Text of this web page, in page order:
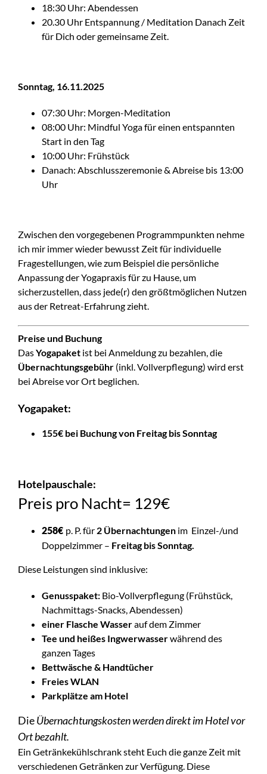
18:30 Uhr: Abendessen
20.30 Uhr Entspannung / Meditation Danach Zeit
für Dich oder gemeinsame Zeit.
Sonntag, 16.11.2025
07:30 Uhr: Morgen-Meditation
08:00 Uhr: Mindful Yoga für einen entspannten
Start in den Tag
10:00 Uhr: Frühstück
Danach: Abschlusszeremonie & Abreise bis 13:00
Uhr
Zwischen den vorgegebenen Programmpunkten nehme
ich mir immer wieder bewusst Zeit für individuelle
Fragestellungen, wie zum Beispiel die persönliche
Anpassung der Yogapraxis für zu Hause, um
sicherzustellen, dass jede(r) den größtmöglichen Nutzen
aus der Retreat-Erfahrung zieht.
Preise und Buchung
DasYogapaket ist bei Anmeldung zu bezahlen, die
Übernachtungsgebühr (inkl. Vollverpflegung) wird erst
bei Abreise vor Ort beglichen.
Yogapaket:
155€ bei Buchung von Freitag bis Sonntag
Hotelpauschale:
Preis pro Nacht= 129€
258€ p. P. für 2 Übernachtungen im Einzel-/und
Doppelzimmer – Freitag bis Sonntag.
Diese Leistungen sind inklusive:
Genusspaket: Bio-Vollverpflegung (Frühstück,
Nachmittags-Snacks, Abendessen)
einer Flasche Wasserauf dem Zimmer
Tee und heißes Ingwerwasserwährend des
ganzen Tages
Bettwäsche & Handtücher
Freies WLAN
Parkplätze am Hotel
DieÜbernachtungskosten werden direkt im Hotel vor
Ort bezahlt.
Ein Getränkekühlschrank steht Euch die ganze Zeit mit
verschiedenen Getränken zur Verfügung. Diese